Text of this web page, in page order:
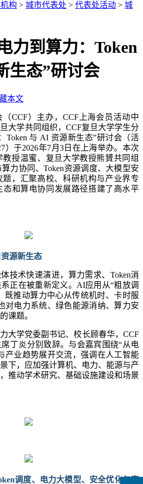
构 > 城市代表处 > 代表处活动 > 城
力到算力：Token
生态”研讨会
本文
（CCF）主办，CCF上海会员活动中
大学共同组织， CCF复旦大学学生分
Token 与 AI 资源新生态”研讨会（活
）于2026年7月3日在上海举办。本次
授温蜜、复旦大学教授熊贇共同组
力协同、Token资源调度、大模型安
，汇聚高校、科研机构与产业界专
和算电协同发展路径搭建了高水平
源新生态
技术快速演进，算力需求、 Token消
正在被重新定义。AI应用从“粗放调
既推动算力中心从传统机时、卡时服
对电力系统、绿色能源消纳、算力安
课题。
大学党委副书记、校长顾春华， CCF
席丁炎分别致辞。与会嘉宾围绕“从电
产业趋势展开交流，强调在人工智能
下，应加强计算机、电力、能源与产
推动学术研究、基础设施建设和场景
调度、电力大模型、安全优化与高